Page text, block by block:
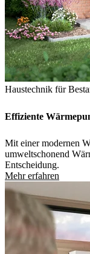
Haustechnik für
Effiziente
Mit einer modernen
umweltschonend
Entscheidung.
Mehr erfahren